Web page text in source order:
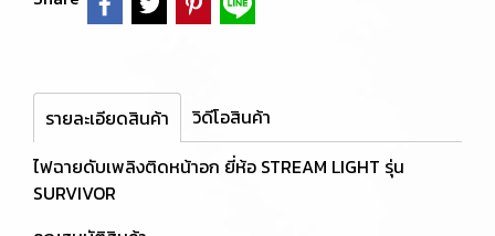
รายละเอียดสินค้า
วิดีโอสินค้า
ไฟฉายดับเพลิงติดหน้าอก ยี่ห้อ STREAM LIGHT รุ่น
SURVIVOR